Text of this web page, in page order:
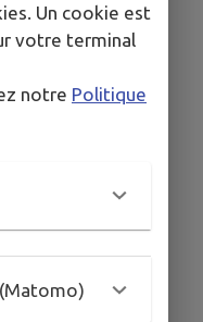
Un cookie est
votre terminal
notre Politique